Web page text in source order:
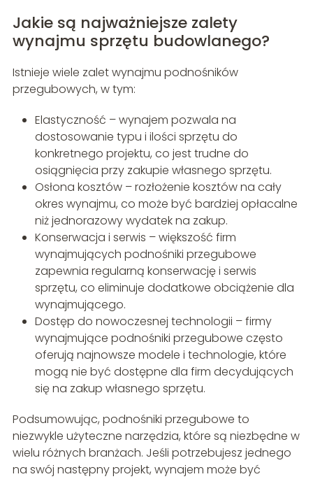
Jakie są najważniejsze zalety
wynajmu sprzętu budowlanego?
Istnieje wiele zalet wynajmu podnośników
przegubowych, w tym:
Elastyczność – wynajem pozwala na
dostosowanie typu i ilości sprzętu do
konkretnego projektu, co jest trudne do
osiągnięcia przy zakupie własnego sprzętu.
Osłona kosztów – rozłożenie kosztów na cały
okres wynajmu, co może być bardziej opłacalne
niż jednorazowy wydatek na zakup.
Konserwacja i serwis – większość firm
wynajmujących podnośniki przegubowe
zapewnia regularną konserwację i serwis
sprzętu, co eliminuje dodatkowe obciążenie dla
wynajmującego.
Dostęp do nowoczesnej technologii – firmy
wynajmujące podnośniki przegubowe często
oferują najnowsze modele i technologie, które
mogą nie być dostępne dla firm decydujących
się na zakup własnego sprzętu.
Podsumowując, podnośniki przegubowe to
niezwykle użyteczne narzędzia, które są niezbędne w
wielu różnych branżach. Jeśli potrzebujesz jednego
na swój następny projekt, wynajem może być